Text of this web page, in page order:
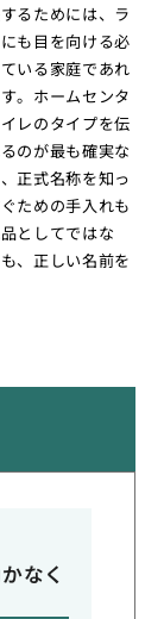
るためには、ラ
も目を向ける必
いる家庭であれ
。ホームセンタ
レのタイプを伝
のが最も確実な
正式名称を知っ
ための手入れも
としてではな
、正しい名前を
なく